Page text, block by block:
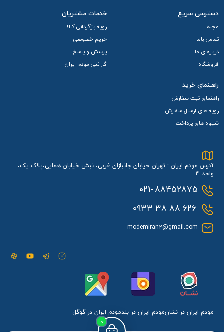
0
دسترسی سریع
مجله
تماس باما
درباره ی ما
فروشگاه
خدمات مشتریان
رویه بازگردانی کالا
حریم خصوصی
پرسش و پاسخ
گارانتی مودم ایران
راهـنمای خرید
راهنمای ثبت سفارش
رویه های ارسال سفارش
شیوه های پرداخت
آدرس مودم ایران : تهران خیابان جانبازان غربی، نبش خیابان همایی،پلاک یک،
واحد 3
021-88452875
626
88 38 0933
modemiran2@gmail.com
مودم ایران در نشانمودم ایران در بلدمودم ایران در گوگل